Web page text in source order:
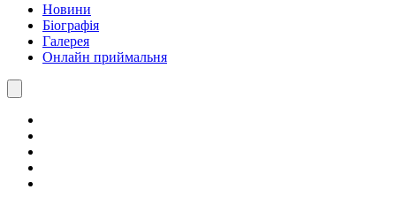
Новини
Біографія
Галерея
Онлайн приймальня